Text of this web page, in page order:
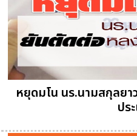
หยุดมโน นร.นามสกุลย
ปร